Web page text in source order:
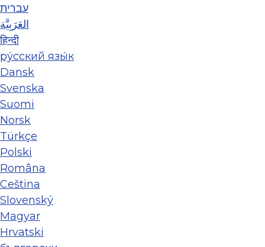
עברית
العَرَبِيَّة
हिन्दी
ру́сский язы́к
Dansk
Svenska
Suomi
Norsk
Türkçe
Polski
Româna
Ceština
Slovenský
Magyar
Hrvatski